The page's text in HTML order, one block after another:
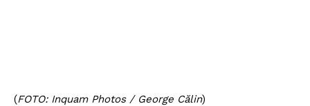
(FOTO: Inquam Photos / George Călin)